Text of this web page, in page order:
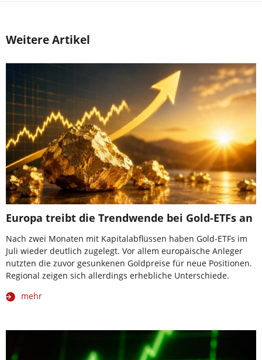
Weitere Artikel
Europa treibt die Trendwende bei Gold-ETFs an
Nach zwei Monaten mit Kapitalabflüssen haben Gold-ETFs im
Juli wieder deutlich zugelegt. Vor allem europäische Anleger
nutzten die zuvor gesunkenen Goldpreise für neue Positionen.
Regional zeigen sich allerdings erhebliche Unterschiede.
mehr